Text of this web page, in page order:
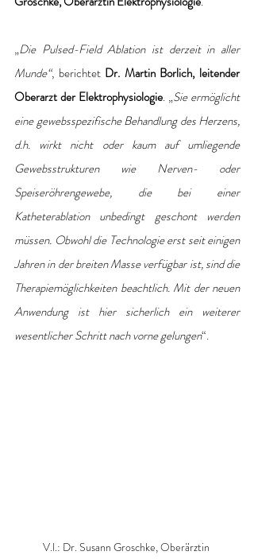
„Die Pulsed-Field Ablation ist derzeit in aller
Munde“, berichtet Dr. Martin Borlich, leitender
Oberarzt der Elektrophysiologie. „Sie ermöglicht
eine gewebsspezifische Behandlung des Herzens,
d.h. wirkt nicht oder kaum auf umliegende
Gewebsstrukturen wie Nerven- oder
Speiseröhrengewebe, die bei einer
Katheterablation unbedingt geschont werden
müssen. Obwohl die Technologie erst seit einigen
Jahren in der breiten Masse verfügbar ist, sind die
Therapiemöglichkeiten beachtlich. Mit der neuen
Anwendung ist hier sicherlich ein weiterer
wesentlicher Schritt nach vorne gelungen“.
V.l.: Dr. Susann Groschke, Oberärztin